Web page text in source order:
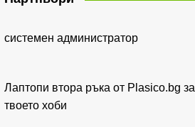
системен администратор
Лаптопи втора ръка от Plasico.bg за
твоето хоби